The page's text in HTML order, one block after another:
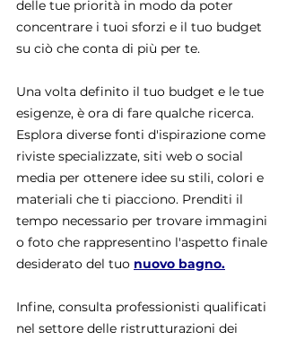
delle tue priorità in modo da poter
concentrare i tuoi sforzi e il tuo budget
su ciò che conta di più per te.
Una volta definito il tuo budget e le tue
esigenze, è ora di fare qualche ricerca.
Esplora diverse fonti d'ispirazione come
riviste specializzate, siti web o social
media per ottenere idee su stili, colori e
materiali che ti piacciono. Prenditi il
tempo necessario per trovare immagini
o foto che rappresentino l'aspetto finale
desiderato del tuo nuovo bagno.
Infine, consulta professionisti qualificati
nel settore delle ristrutturazioni dei